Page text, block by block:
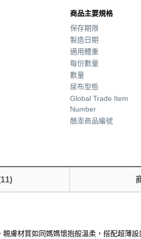
商品主要規格
保存期限
製造日期
適用體重
每份數量
數量
尿布型態
Global Trade Item
Number
酷澎商品編號
11)
膚材質如同媽媽懷抱般溫柔，搭配超薄